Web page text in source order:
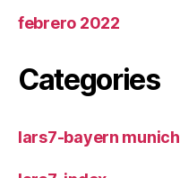
febrero 2022
Categories
lars7-bayern munich